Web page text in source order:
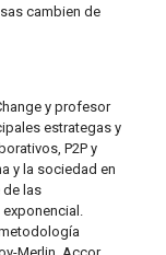
cambien de
y profesor
estrategas y
P2P y
y la sociedad en
de las